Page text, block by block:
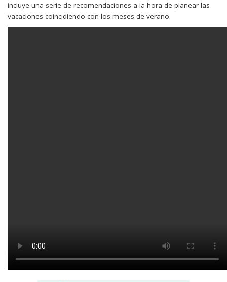
incluye una serie de recomendaciones a la hora de planear las
vacaciones coincidiendo con los meses de verano.